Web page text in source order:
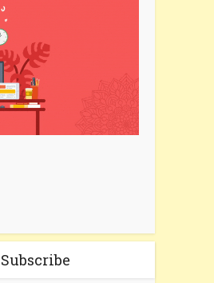
Subscribe